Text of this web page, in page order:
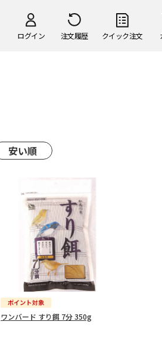
ログイン 注文履歴 クイック注文
安い順
ワンバード すり餌 7分 350g